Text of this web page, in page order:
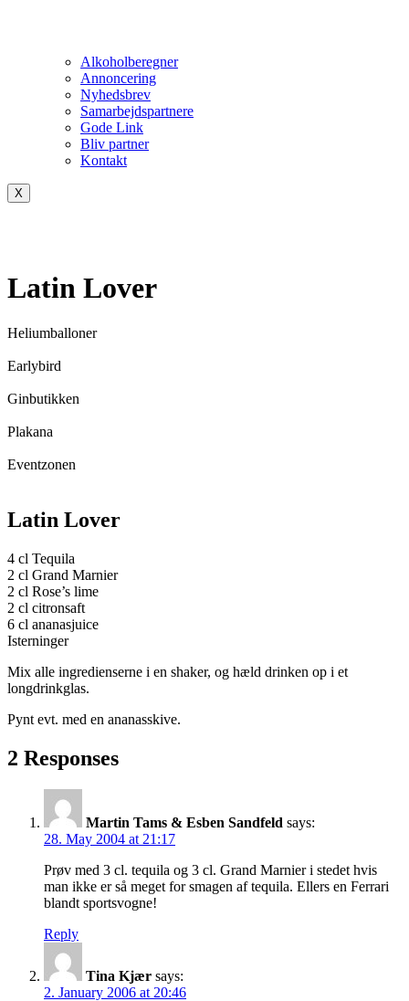
Alkoholberegner
Annoncering
Nyhedsbrev
Samarbejdspartnere
Gode Link
Bliv partner
Kontakt
X
Latin Lover
Heliumballoner
Earlybird
Ginbutikken
Plakana
Eventzonen
Latin Lover
4 cl Tequila
2 cl Grand Marnier
2 cl Rose’s lime
2 cl citronsaft
6 cl ananasjuice
Isterninger
Mix alle ingredienserne i en shaker, og hæld drinken op i et
longdrinkglas.
Pynt evt. med en ananasskive.
2 Responses
Martin Tams & Esben Sandfeld says:
28. May 2004 at 21:17
Prøv med 3 cl. tequila og 3 cl. Grand Marnier i stedet hvis
man ikke er så meget for smagen af tequila. Ellers en Ferrari
blandt sportsvogne!
Reply
Tina Kjær says:
2. January 2006 at 20:46